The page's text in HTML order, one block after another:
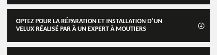
OPTEZ POUR LA RÉPARATION ET INSTALLATION D’UN
VELUX RÉALISÉ PAR À UN EXPERT À MOUTIERS